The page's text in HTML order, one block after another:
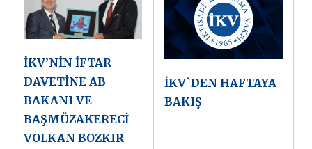
İKV’NİN İFTAR
DAVETİNE AB
BAKANI VE
BAŞMÜZAKERECİ
VOLKAN BOZKIR
İKV`DEN HAFTAYA
BAKIŞ